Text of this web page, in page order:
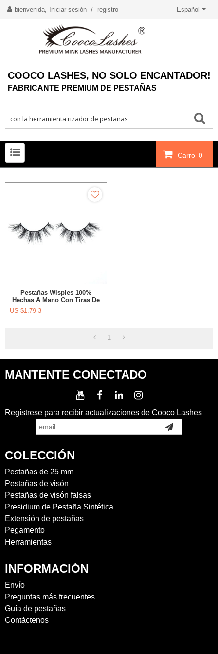
bienvenida, Iniciar sesión / registro Español
COOCO LASHES, NO SOLO ENCANTADOR!
FABRICANTE PREMIUM DE PESTAÑAS
Carro 0
Pestañas Wispies 100%
Hechas A Mano Con Tiras De
Etiqueta Privada Con La
Herramienta Rizador De
US $1.79-3
1
MANTENTE CONECTADO
Regístrese para recibir actualizaciones de Cooco Lashes
COLECCIÓN
Pestañas de 25 mm
Pestañas de visón
Pestañas de visón falsas
Presidium de Pestaña Sintética
Extensión de pestañas
Pegamento
Herramientas
INFORMACIÓN
Envío
Preguntas más frecuentes
Guía de pestañas
Contáctenos